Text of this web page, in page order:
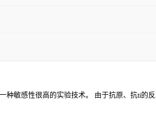
种敏感性很高的实验技术。 由于抗原、 抗ti的